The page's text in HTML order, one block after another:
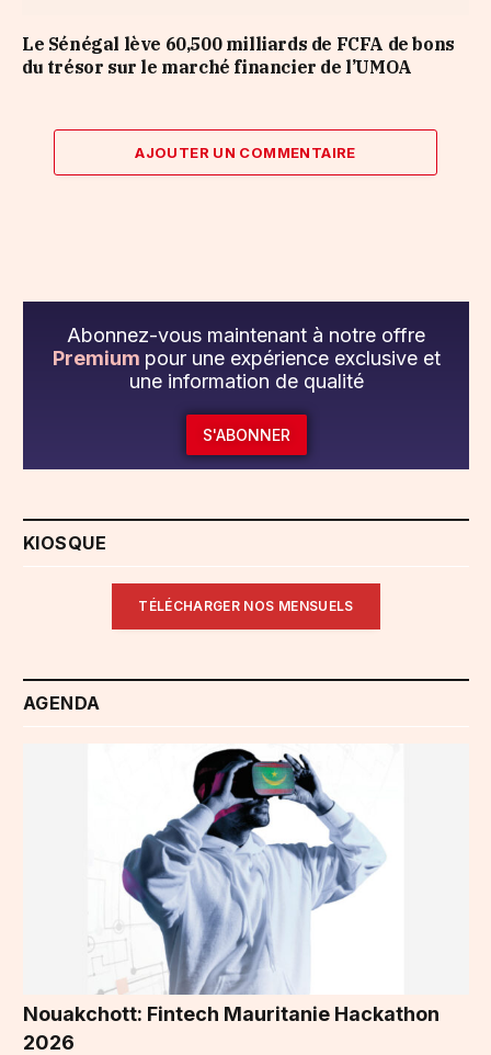
Le Sénégal lève 60,500 milliards de FCFA de bons
du trésor sur le marché financier de l’UMOA
AJOUTER UN COMMENTAIRE
Abonnez-vous maintenant à notre offre
Premium pour une expérience exclusive et
une information de qualité
S'ABONNER
KIOSQUE
TÉLÉCHARGER NOS MENSUELS
AGENDA
Nouakchott: Fintech Mauritanie Hackathon
2026